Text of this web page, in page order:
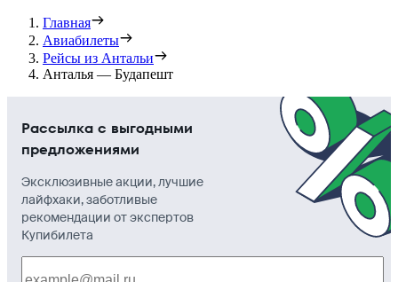
Главная
Авиабилеты
Рейсы из Антальи
Анталья — Будапешт
Рассылка с выгодными
предложениями
Эксклюзивные акции, лучшие
лайфхаки, заботливые
рекомендации от экспертов
Купибилета